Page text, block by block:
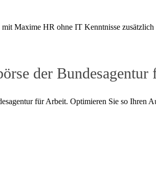
Maxime HR ohne IT Kenntnisse
der
für Arbeit. Optimieren Sie so Ihren